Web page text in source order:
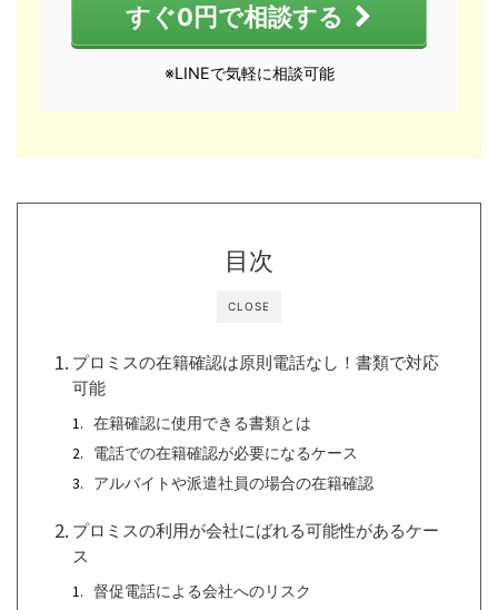
すぐ0円で相談する
※LINEで気軽に相談可能
CLOSE
目次
プロミスの在籍確認は原則電話なし！書類で対応
可能
在籍確認に使用できる書類とは
電話での在籍確認が必要になるケース
アルバイトや派遣社員の場合の在籍確認
プロミスの利用が会社にばれる可能性があるケー
ス
督促電話による会社へのリスク